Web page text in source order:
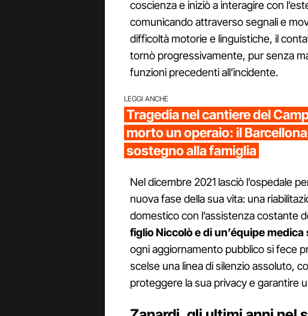
coscienza e iniziò a interagire con
comunicando attraverso segnali e
difficoltà motorie e linguistiche, il
tornò progressivamente, pur senza
funzioni precedenti all’incidente.
LEGGI ANCHE
Tragedia nel cantiere del
morto un operaio: il
sostegno alla famiglia
Nel dicembre 2021 lasciò l’ospedale
nuova fase della sua vita: una
domestico con l’assistenza costante
figlio Niccolò e di un’équipe
ogni aggiornamento pubblico si fece
scelse una linea di silenzio assoluto,
proteggere la sua privacy e garantire